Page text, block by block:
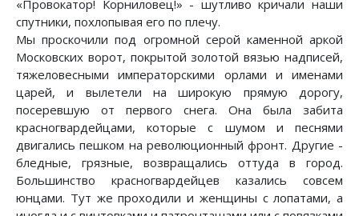
«Провокатор! Корниловец!» - шутливо кричали наши
спутники, похлопывая его по плечу.
Мы проскочили под огромной серой каменной аркой
Московских ворот, покрытой золотой вязью надписей,
тяжеловесными императорскими орлами и именами
царей, и вылетели на широкую прямую дорогу,
посеревшую от первого снега. Она была забита
красногвардейцами, которые с шумом и песнями
двигались пешком на революционный фронт. Другие -
бледные, грязные, возвращались оттуда в город.
Большинство красногвардейцев казались совсем
юнцами. Тут же проходили и женщины с лопатами, а